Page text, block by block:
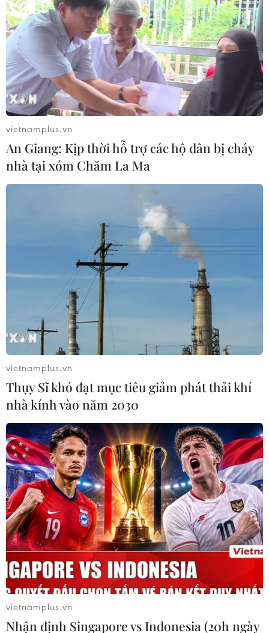
Xe Range Rover cán người rồi bỏ chạy,
đâm tiếp nhiều xe máy
Khoảng 22 giờ ngày 27/4, một ôtô Range Rover đâm
vào hàng loạt xe máy, khiến nhiều người bị thương trên
Xe khách gây tai nạn liên hoàn trên Quốc
lộ 1A, hai người thương vong
10/05/2017 10:35
Vụ tai nạn giao thông liên hoàn giữa một xe khách và
hai xe gắn máy xảy ra tại km 1840, trên tuyến Quốc lộ
1A, thuộc địa bàn ấp xã Đông Hòa, huyện Trảng Bom,
Đồng Nai, khiến hai người thương vong.
vietnamplus.vn
An Giang: Kịp thời hỗ trợ các hộ dân bị cháy
nhà tại xóm Chăm La Ma
vietnamplus.vn
Thụy Sĩ khó đạt mục tiêu giảm phát thải khí
nhà kính vào năm 2030
vietnamplus.vn
Nhận định Singapore vs Indonesia (20h ngày